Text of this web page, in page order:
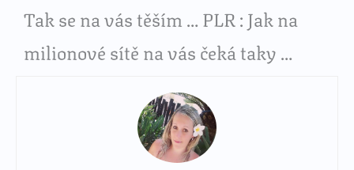
Tak se na vás těším … PLR : Jak na
milionové sítě na vás čeká taky …